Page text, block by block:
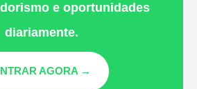
e oportunidades
diariamente.
AGORA →